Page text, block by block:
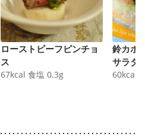
ローストビーフピンチョ
ス
67kcal 食塩 0.3g
鈴カボ
サラダ
60kcal